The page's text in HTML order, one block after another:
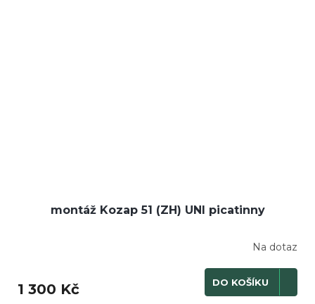
montáž Kozap 51 (ZH) UNI picatinny
Na dotaz
1 300 Kč DO KOŠÍKU